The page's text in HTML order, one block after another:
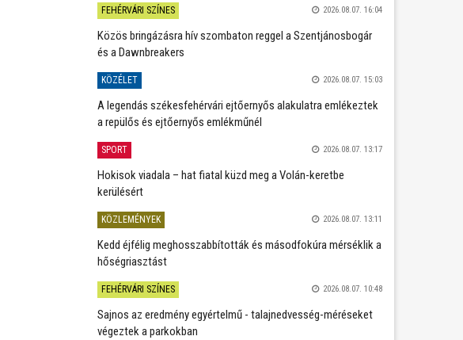
FEHÉRVÁRI SZÍNES 2026.08.07. 16:04
Közös bringázásra hív szombaton reggel a Szentjánosbogár
és a Dawnbreakers
KÖZÉLET 2026.08.07. 15:03
A legendás székesfehérvári ejtőernyős alakulatra emlékeztek
a repülős és ejtőernyős emlékműnél
SPORT 2026.08.07. 13:17
Hokisok viadala – hat fiatal küzd meg a Volán-keretbe
kerülésért
KÖZLEMÉNYEK 2026.08.07. 13:11
Kedd éjfélig meghosszabbították és másodfokúra mérséklik a
hőségriasztást
FEHÉRVÁRI SZÍNES 2026.08.07. 10:48
Sajnos az eredmény egyértelmű - talajnedvesség-méréseket
végeztek a parkokban